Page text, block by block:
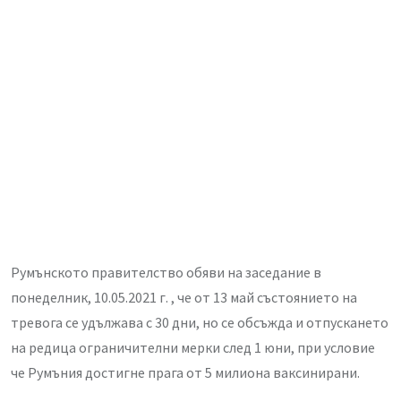
Румънското правителство обяви на заседание в
понеделник, 10.05.2021 г. , че от 13 май състоянието на
тревога се удължава с 30 дни, но се обсъжда и отпускането
на редица ограничителни мерки след 1 юни, при условие
че Румъния достигне прага от 5 милиона ваксинирани.